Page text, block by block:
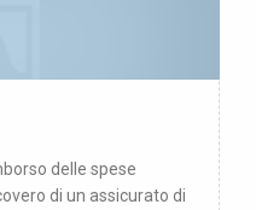
delle spese
di un assicurato di